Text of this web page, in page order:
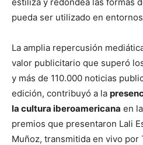
pueda ser utilizado en
La amplia repercusión
valor publicitario que superó
y más de 110.000 noticias
edición, contribuyó a la
la cultura iberoamericana en
premios que presentaron Lali
Muñoz, transmitida en vivo por